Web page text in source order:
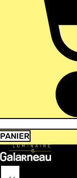
PANIER